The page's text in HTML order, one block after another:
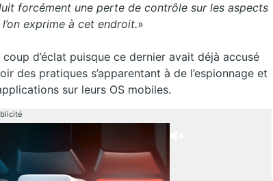
forcément une perte de contrôle sur les aspects
exprime à cet endroit.»
d’éclat puisque ce dernier avait déjà accusé
des pratiques s’apparentant à de l’espionnage et
sur leurs OS mobiles.